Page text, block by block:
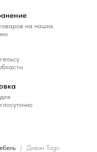
на наших
Диван Togo